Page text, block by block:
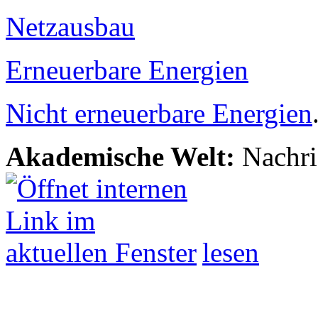
Netzausbau
Erneuerbare Energien
Nicht erneuerbare Energien
Akademische Welt:
lesen